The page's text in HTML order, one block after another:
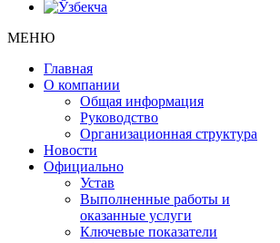
МЕНЮ
Главная
О компании
Общая информация
Руководство
Организационная структура
Новости
Официально
Устав
Выполненные работы и
оказанные услуги
Ключевые показатели